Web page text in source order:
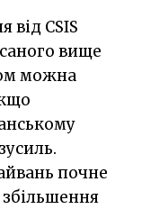
від CSIS
вище
можна
почне